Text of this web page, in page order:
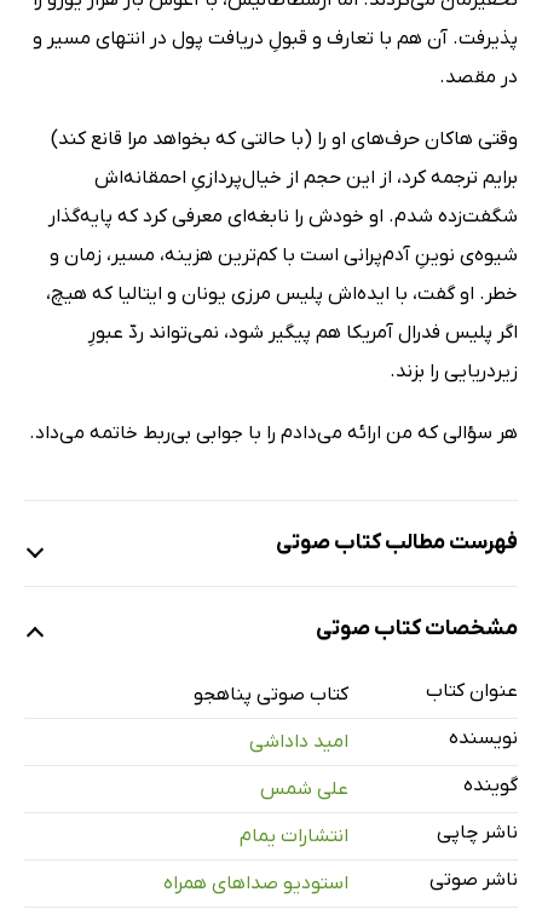
پذیرفت. آن هم با تعارف و قبولِ دریافت پول در انتهای مسیر و
در مقصد.
وقتی هاکان حرف‌های او را (با حالتی که بخواهد مرا قانع کند)
برایم ترجمه کرد، از این حجم از خیال‌پردازیِ احمقانه‌اش
شگفت‌زده شدم. او خودش را نابغه‌ای معرفی کرد که پایه‌گذار
شیوه‌ی نوینِ آدم‌پرانی است با کم‌ترین هزینه، مسیر، زمان و
خطر. او گفت، با ایده‌اش پلیس مرزی یونان و ایتالیا که هیچ،
اگر پلیس فدرال آمریکا هم پیگیر شود، نمی‌تواند ردّ عبورِ
زیردریایی را بزند.
هر سؤالی که من ارائه می‌دادم را با جوابی بی‌ربط خاتمه می‌داد.
فهرست مطالب کتاب صوتی
نمونه
قسمت یک
قسمت دو
قسمت سه
قسمت چهار
قسمت پنج
مشخصات کتاب صوتی
عنوان کتاب
کتاب صوتی پناهجو
نویسنده
امید داداشی
گوینده
علی شمس
ناشر چاپی
انتشارات یمام
ناشر صوتی
استودیو صداهای همراه